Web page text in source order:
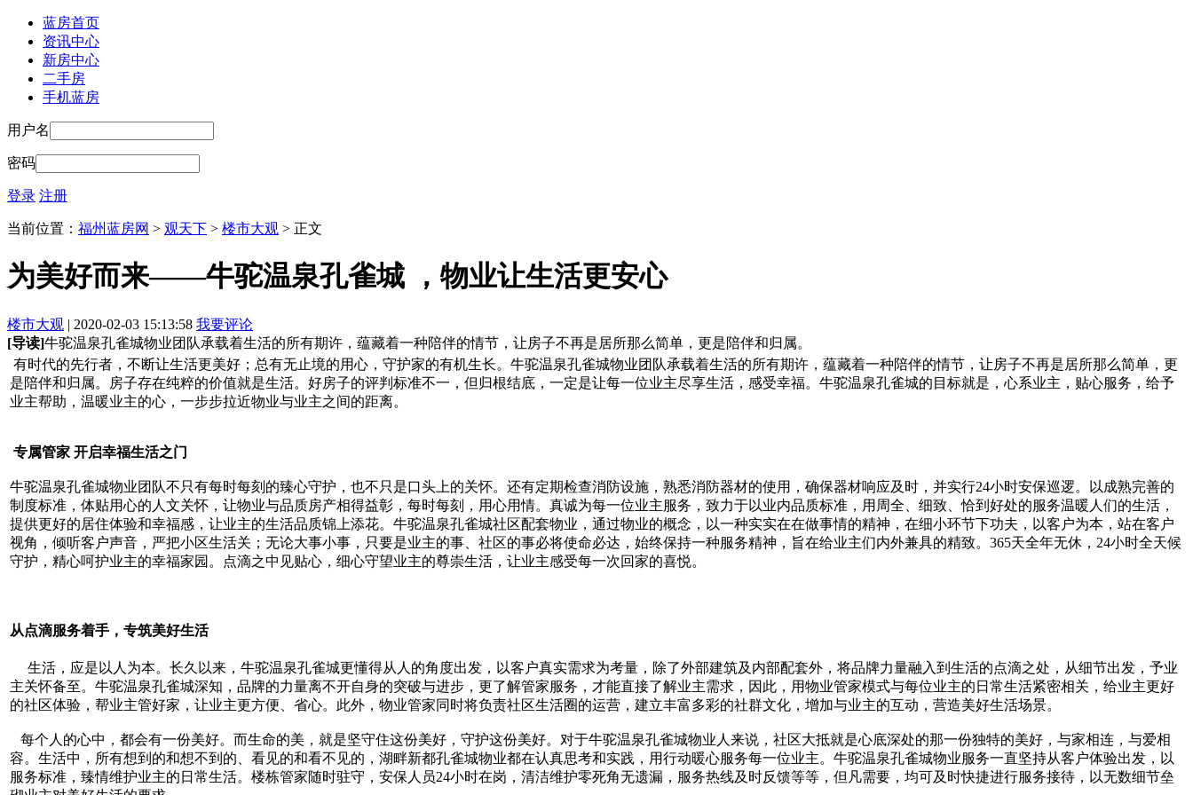
蓝房首页
资讯中心
新房中心
二手房
手机蓝房
用户名
密码
登录 注册
当前位置： 福州蓝房网 > 观天下 > 楼市大观 > 正文
为美好而来——牛驼温泉孔雀城 ，物业让生活更安心
楼市大观 | 2020-02-03 15:13:58 我要评论
[导读]牛驼温泉孔雀城物业团队承载着生活的所有期许，蕴藏着一种陪伴的情节，让房子不再是居所那么简单，更是陪伴和归属。
有时代的先行者，不断让生活更美好；总有无止境的用心，守护家的有机生长。牛驼温泉孔雀城物业团队承载着生活的所有期许，蕴藏着一种陪伴的情节，让房子不再是居所那么简单，更
是陪伴和归属。房子存在纯粹的价值就是生活。好房子的评判标准不一，但归根结底，一定是让每一位业主尽享生活，感受幸福。 牛驼温泉孔雀城的目标就是，心系业主，贴心服务，给予
业主帮助，温暖业主的心，一步步拉近物业与业主之间的距离。
专属管家 开启幸福生活之门
牛驼温泉孔雀城物业团队不只有每时每刻的臻心守护， 也不只是口头上的关怀。 还有定期检查消防设施，熟悉消防器材的使用，确保器材响应及时，并实行24小时安保巡逻。以成熟完善的
制度标准，体贴用心的人文关怀，让物业与品质房产相得益彰，每时每刻，用心用情。真诚为每一位业主服务，致力于以业内品质标准，用周全、细致、恰到好处的服务温暖人们的生活，
提供更好的居住体验和幸福感，让业主的生活品质锦上添花。牛驼温泉孔雀城社区配套物业，通过物业的概念，以一种实实在在做事情的精神，在细小环节下功夫，以客户为本 ，站在客户
视角，倾听客户声音，严把小区生活关；无论大事小事，只要是业主的事、社区的事必将使命必达，始终保持一种服务精神，旨在给业主们内外兼具的精致。 365天全年无休，24小时全天候
守护，精心呵护业主的幸福家园。点滴之中见贴心，细心守望业主的尊崇生活，让业主感受每一次回家的喜悦。
从点滴服务着手，专筑美好生活
生活，应是以人为本。长久以来，牛驼温泉孔雀城更懂得从人的角度出发，以客户真实需求为考量，除了外部建筑及内部配套外，将品牌力量融入到生活的点滴之处，从细节出发，予业
主关怀备至。牛驼温泉孔雀城深知，品牌的力量离不开自身的突破与进步，更了解管家服务，才能直接了解业主需求，因此，用物业管家模式与每位业主的日常生活紧密相关，给业主更好
的社区体验，帮业主管好家，让业主更方便、省心。此外，物业管家同时将负责社区生活圈的运营，建立丰富多彩的社群文化，增加与业主的互动，营造美好生活场景。
每个人的心中，都会有一份美好。而生命的美，就是坚守住这份美好，守护这份美好。对于牛驼温泉孔雀城物业人来说，社区大抵就是心底深处的那一份独特的美好，与家相连，与爱相
容。生活中，所有想到的和想不到的、看见的和看不见的，湖畔新都孔雀城物业都在认真思考和实践，用行动暖心服务每一位业主。牛驼温泉孔雀城物业服务一直坚持从客户体验出发，以
服务标准，臻情维护业主的日常生活。楼栋管家随时驻守，安保人员24小时在岗，清洁维护零死角无遗漏，服务热线及时反馈等等，但凡需要，均可及时快捷进行服务接待，以无数细节垒